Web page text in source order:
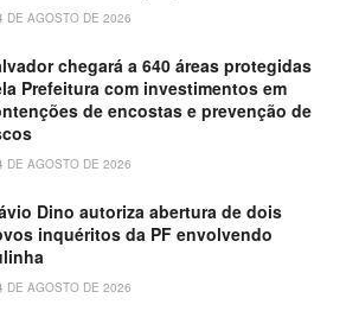
DE AGOSTO DE 2026
chegará a 640 áreas protegidas
Prefeitura com investimentos em
de encostas e prevenção de
DE AGOSTO DE 2026
Dino autoriza abertura de dois
inquéritos da PF envolvendo
DE AGOSTO DE 2026